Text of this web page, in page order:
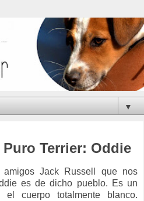
▼
Terrier: Oddie
amigos Jack Russell que nos
es de dicho pueblo. Es un
cuerpo totalmente blanco.